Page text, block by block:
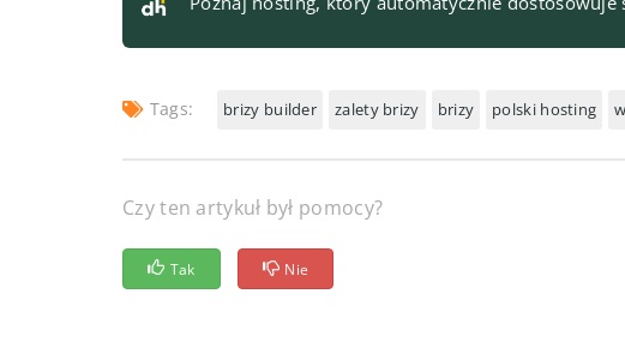
Tags: brizy builder zalety brizy brizy polski hosting
Czy ten artykuł był pomocy?
Tak Nie